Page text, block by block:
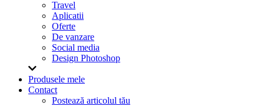
Travel
Aplicatii
Oferte
De vanzare
Social media
Design Photoshop
Produsele mele
Contact
Postează articolul tău